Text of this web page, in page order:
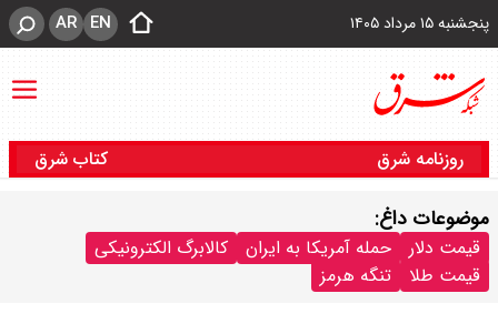
پنجشنبه ۱۵ مرداد ۱۴۰۵ EN
AR
روزنامه شرق کتاب شرق
موضوعات داغ:
قیمت دلار حمله آمریکا به ایران
کالابرگ الکترونیکی
قیمت طلا
تنگه هرمز